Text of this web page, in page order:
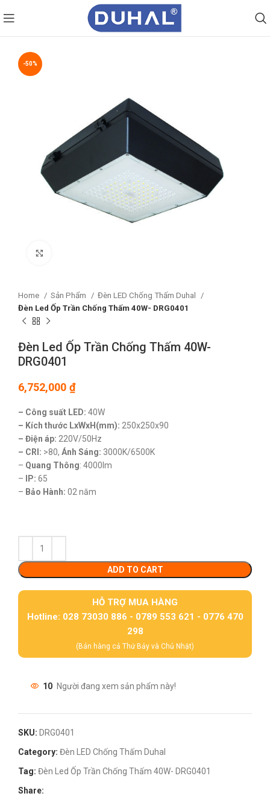
-50%
Home Sản Phẩm
Đèn LED Chống Thấm Duhal
Đèn Led Ốp Trần Chống Thấm 40W- DRG0401
Đèn Led Ốp Trần Chống Thấm 40W-
DRG0401
6,752,000 ₫
– Công suất LED: 40W
– Kích thước LxWxH(mm): 250x250x90
– Điện áp: 220V/50Hz
– CRI: >80, Ánh Sáng: 3000K/6500K
– Quang Thông: 4000lm
–
IP: 65
– Bảo Hành: 02 năm
ADD TO CART
HỖ TRỢ MUA HÀNG
Hotline: 028 73030 886 - 0789 553 621 - 0776 470
298
(Bán hàng cả Thứ Bảy và Chủ Nhật)
10 Người đang xem sản phẩm này!
SKU: DRG0401
Category: Đèn LED Chống Thấm Duhal
Tag: Đèn Led Ốp Trần Chống Thấm 40W- DRG0401
Share: